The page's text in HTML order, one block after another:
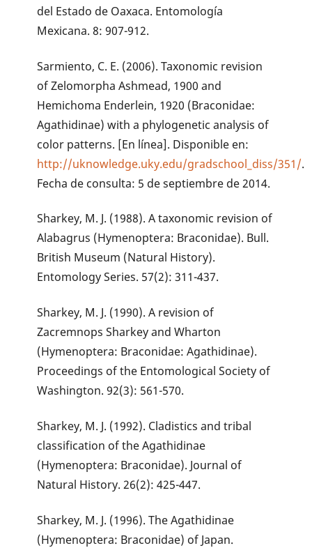
del Estado de Oaxaca. Entomología
Mexicana. 8: 907-912.
Sarmiento, C. E. (2006). Taxonomic revision
of Zelomorpha Ashmead, 1900 and
Hemichoma Enderlein, 1920 (Braconidae:
Agathidinae) with a phylogenetic analysis of
color patterns. [En línea]. Disponible en:
http://uknowledge.uky.edu/gradschool_diss/351/.
Fecha de consulta: 5 de septiembre de 2014.
Sharkey, M. J. (1988). A taxonomic revision of
Alabagrus (Hymenoptera: Braconidae). Bull.
British Museum (Natural History).
Entomology Series. 57(2): 311-437.
Sharkey, M. J. (1990). A revision of
Zacremnops Sharkey and Wharton
(Hymenoptera: Braconidae: Agathidinae).
Proceedings of the Entomological Society of
Washington. 92(3): 561-570.
Sharkey, M. J. (1992). Cladistics and tribal
classification of the Agathidinae
(Hymenoptera: Braconidae). Journal of
Natural History. 26(2): 425-447.
Sharkey, M. J. (1996). The Agathidinae
(Hymenoptera: Braconidae) of Japan.